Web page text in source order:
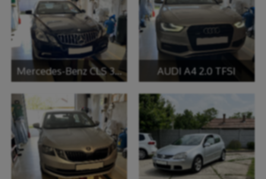
Mercedes-Benz CLS 350 AUDI A4 2.0 TFSI